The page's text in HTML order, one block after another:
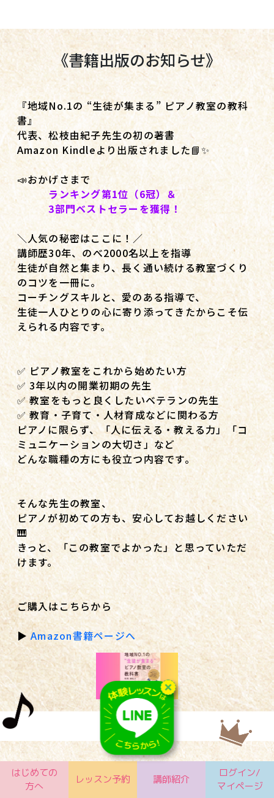
《書籍出版のお知らせ》
『地域No.1の “生徒が集まる” ピアノ教室の教科
書』
代表、松枝由紀子先生の初の著書
Amazon Kindleより出版されました📘✨
📣おかげさまで
ランキング第1位（6冠）＆
3部門ベストセラーを獲得！
＼人気の秘密はここに！／
講師歴30年、のべ2000名以上を指導
生徒が自然と集まり、長く通い続ける教室づくり
のコツを一冊に。
コーチングスキルと、愛のある指導で、
生徒一人ひとりの心に寄り添ってきたからこそ伝
えられる内容です。
✅ ピアノ教室をこれから始めたい方
✅ 3年以内の開業初期の先生
✅ 教室をもっと良くしたいベテランの先生
✅ 教育・子育て・人材育成などに関わる方
ピアノに限らず、「人に伝える・教える力」「コ
ミュニケーションの大切さ」など
どんな職種の方にも役立つ内容です。
そんな先生の教室、
ピアノが初めての方も、安心してお越しください
🎹
きっと、「この教室でよかった」と思っていただ
けます。
ご購入はこちらから
▶Amazon書籍ページへ
《2025.6 新規教室開講！》
はじめての
方へ
レッスン予約 講師紹介
ログイン/
マイページ